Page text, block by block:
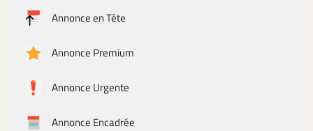
Annonce en Tête
Annonce Premium
Annonce Urgente
Annonce Encadrée